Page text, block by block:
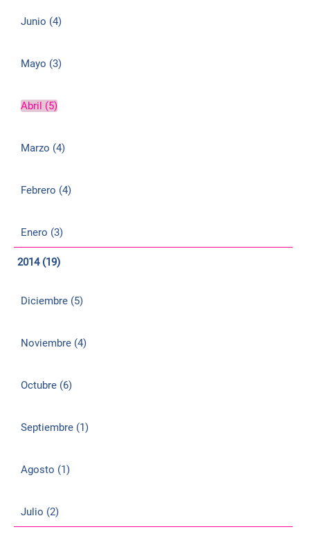
Junio (4)
Mayo (3)
Abril (5)
Marzo (4)
Febrero (4)
Enero (3)
2014 (19)
Diciembre (5)
Noviembre (4)
Octubre (6)
Septiembre (1)
Agosto (1)
Julio (2)